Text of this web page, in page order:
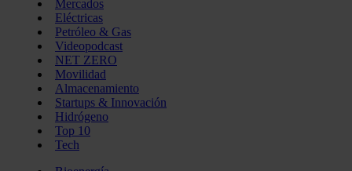
Mercados
Eléctricas
Petróleo & Gas
Videopodcast
NET ZERO
Movilidad
Almacenamiento
Startups & Innovación
Hidrógeno
Top 10
Tech